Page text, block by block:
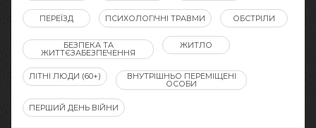
ПЕРЕЇЗД ПСИХОЛОГІЧНІ ТРАВМИ ОБСТРІЛИ
БЕЗПЕКА ТА
ЖИТТЄЗАБЕЗПЕЧЕННЯ
ЖИТЛО
ЛІТНІ ЛЮДИ (60+) ВНУТРІШНЬО ПЕРЕМІЩЕНІ
ОСОБИ
ПЕРШИЙ ДЕНЬ ВІЙНИ